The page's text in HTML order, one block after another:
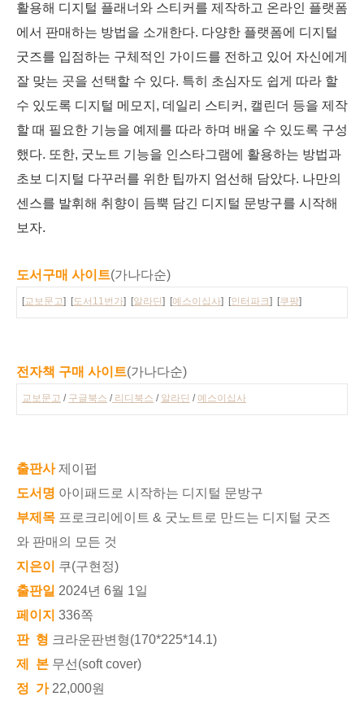
활용해 디지털 플래너와 스티커를 제작하고 온라인 플랫폼
에서 판매하는 방법을 소개한다. 다양한 플랫폼에 디지털
굿즈를 입점하는 구체적인 가이드를 전하고 있어 자신에게
잘 맞는 곳을 선택할 수 있다. 특히 초심자도 쉽게 따라 할
수 있도록 디지털 메모지, 데일리 스티커, 캘린더 등을 제작
할 때 필요한 기능을 예제를 따라 하며 배울 수 있도록 구성
했다. 또한, 굿노트 기능을 인스타그램에 활용하는 방법과
초보 디지털 다꾸러를 위한 팁까지 엄선해 담았다. 나만의
센스를 발휘해 취향이 듬뿍 담긴 디지털 문방구를 시작해
보자.
도서구매 사이트(가나다순)
[교보문고] [도서11번가] [알라딘] [예스이십사] [인터파크] [쿠팡]
전자책 구매 사이트(가나다순)
교보문고 / 구글북스 /리디북스 / 알라딘 /예스이십사
출판사제이펍
도서명 아이패드로 시작하는 디지털 문방구
부제목 프로크리에이트 & 굿노트로 만드는 디지털 굿즈
와 판매의 모든 것
지은이
쿠(구현정)
출판일 2024년 6월 1일
페이지 336쪽
판 형 크라운판변형(170*225*14.1)
제 본 무선(soft cover)
정 가22,000원